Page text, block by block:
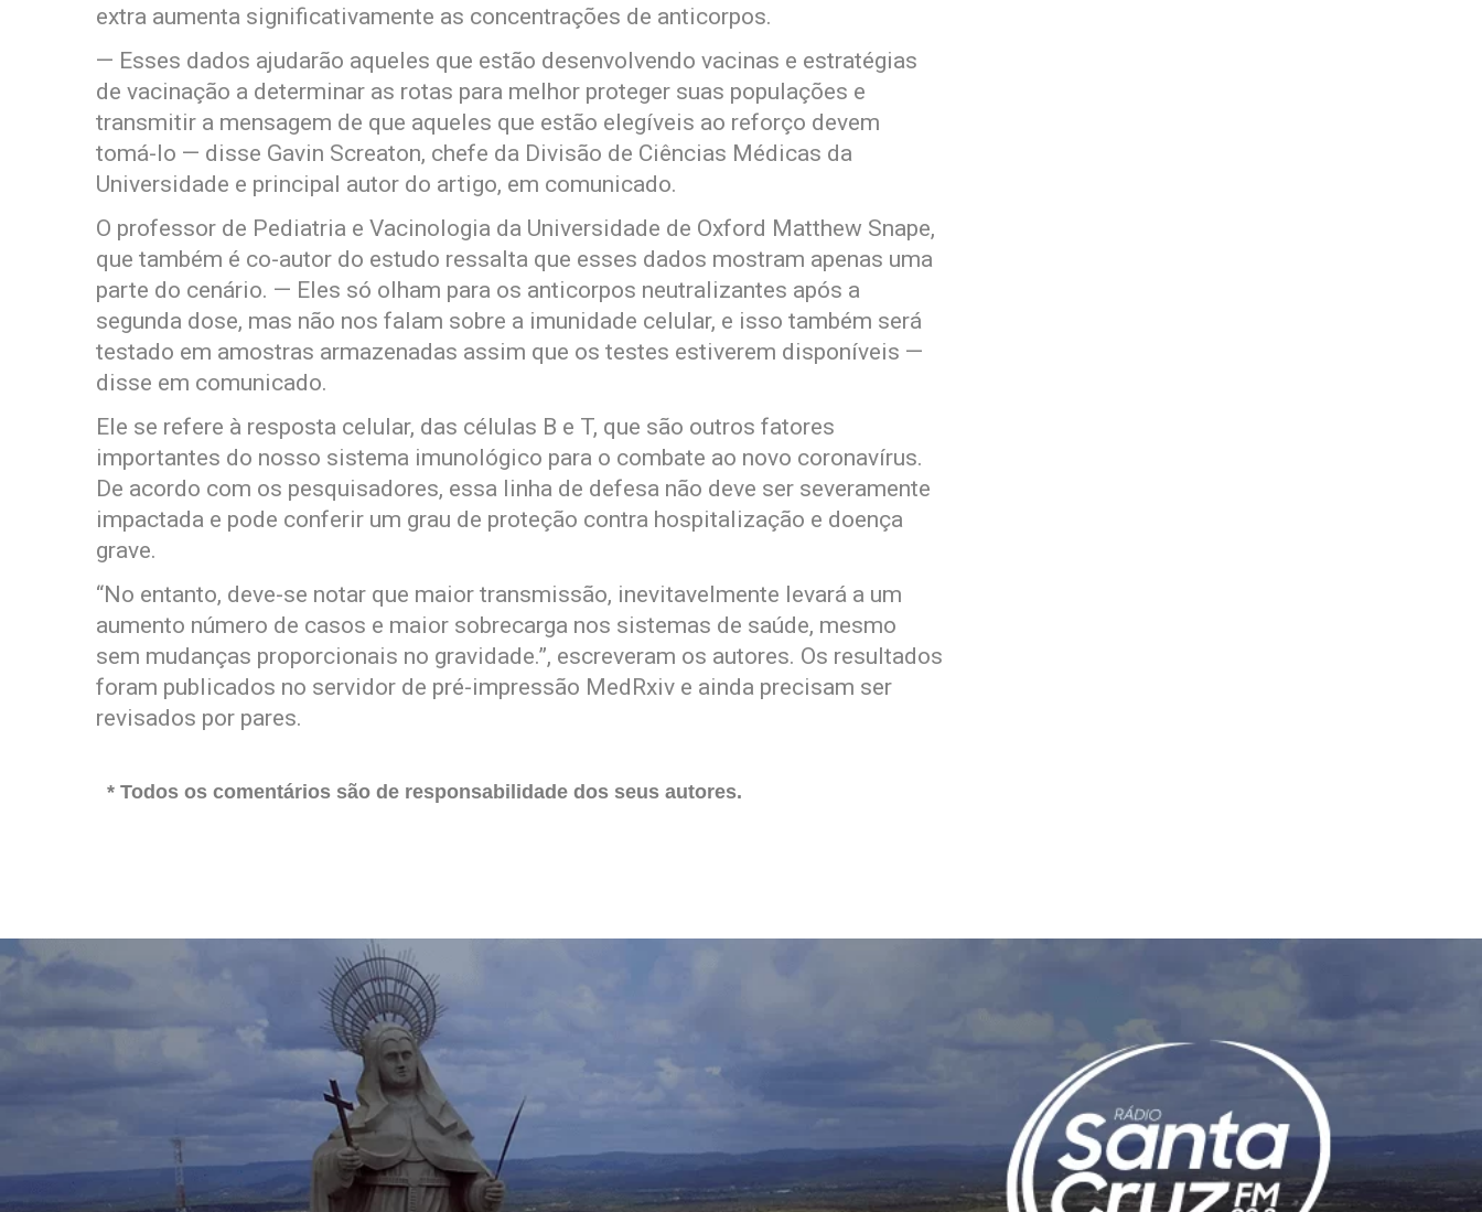
extra aumenta significativamente as concentrações de anticorpos.
— Esses dados ajudarão aqueles que estão desenvolvendo vacinas e estratégias
de vacinação a determinar as rotas para melhor proteger suas populações e
transmitir a mensagem de que aqueles que estão elegíveis ao reforço devem
tomá-lo — disse Gavin Screaton, chefe da Divisão de Ciências Médicas da
Universidade e principal autor do artigo, em comunicado.
O professor de Pediatria e Vacinologia da Universidade de Oxford Matthew Snape,
que também é co-autor do estudo ressalta que esses dados mostram apenas uma
parte do cenário. — Eles só olham para os anticorpos neutralizantes após a
segunda dose, mas não nos falam sobre a imunidade celular, e isso também será
testado em amostras armazenadas assim que os testes estiverem disponíveis —
disse em comunicado.
Ele se refere à resposta celular, das células B e T, que são outros fatores
importantes do nosso sistema imunológico para o combate ao novo coronavírus.
De acordo com os pesquisadores, essa linha de defesa não deve ser severamente
impactada e pode conferir um grau de proteção contra hospitalização e doença
grave.
“No entanto, deve-se notar que maior transmissão, inevitavelmente levará a um
aumento número de casos e maior sobrecarga nos sistemas de saúde, mesmo
sem mudanças proporcionais no gravidade.”, escreveram os autores. Os resultados
foram publicados no servidor de pré-impressão MedRxiv e ainda precisam ser
revisados por pares.
* Todos os comentários são de responsabilidade dos seus autores.